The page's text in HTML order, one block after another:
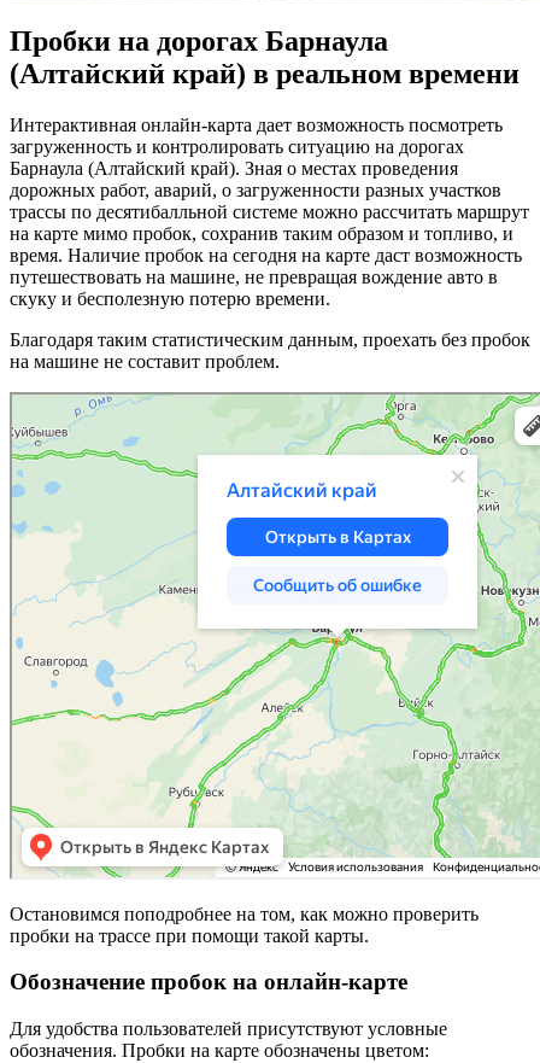
Пробки на дорогах Барнаула
(Алтайский край) в реальном времени
Интерактивная онлайн-карта дает возможность посмотреть
загруженность и контролировать ситуацию на дорогах
Барнаула (Алтайский край). Зная о местах проведения
дорожных работ, аварий, о загруженности разных участков
трассы по десятибалльной системе можно рассчитать маршрут
на карте мимо пробок, сохранив таким образом и топливо, и
время. Наличие пробок на сегодня на карте даст возможность
путешествовать на машине, не превращая вождение авто в
скуку и бесполезную потерю времени.
Благодаря таким статистическим данным, проехать без пробок
на машине не составит проблем.
Остановимся поподробнее на том, как можно проверить
пробки на трассе при помощи такой карты.
Обозначение пробок на онлайн-карте
Для удобства пользователей присутствуют условные
обозначения. Пробки на карте обозначены цветом: